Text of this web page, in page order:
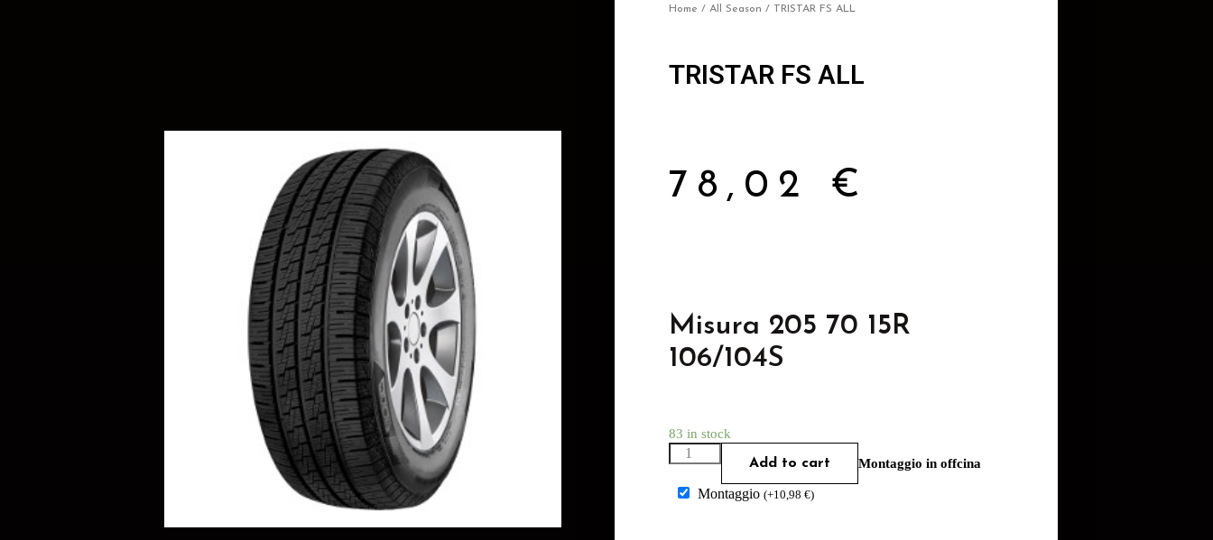
Home / All Season / TRISTAR FS ALL
TRISTAR FS ALL
78,02 €
Misura 205 70 15R
106/104S
83 in stock
Add to cart Montaggio in offcina
Montaggio (+10,98 €)